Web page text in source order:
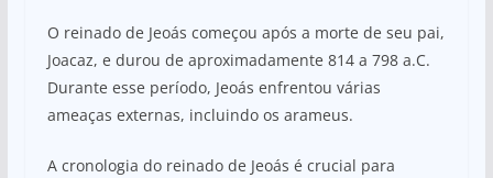
O reinado de Jeoás começou após a morte de seu pai,
Joacaz, e durou de aproximadamente 814 a 798 a.C.
Durante esse período, Jeoás enfrentou várias
ameaças externas, incluindo os arameus.
A cronologia do reinado de Jeoás é crucial para